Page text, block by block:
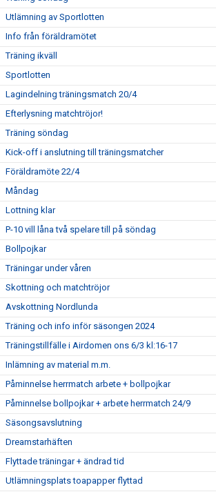
Utlämning av Sportlotten
Info från föräldramötet
Träning ikväll
Sportlotten
Lagindelning träningsmatch 20/4
Efterlysning matchtröjor!
Träning söndag
Kick-off i anslutning till träningsmatcher
Föräldramöte 22/4
Måndag
Lottning klar
P-10 vill låna två spelare till på söndag
Bollpojkar
Träningar under våren
Skottning och matchtröjor
Avskottning Nordlunda
Träning och info inför säsongen 2024
Träningstillfälle i Airdomen ons 6/3 kl:16-17
Inlämning av material m.m.
Påminnelse herrmatch arbete + bollpojkar
Påminnelse bollpojkar + arbete herrmatch 24/9
Säsongsavslutning
Dreamstarhäften
Flyttade träningar + ändrad tid
Utlämningsplats toapapper flyttad